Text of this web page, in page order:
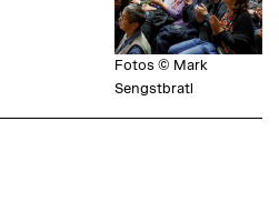
Fotos © Mark
Sengstbratl